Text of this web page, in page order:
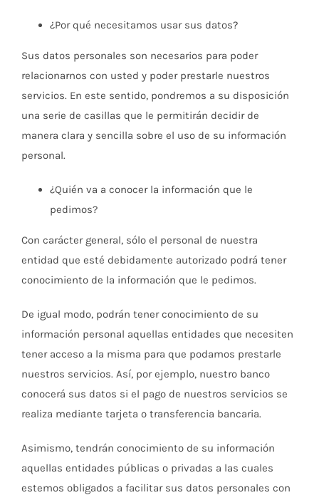
¿Por qué necesitamos usar sus datos?
Sus datos personales son necesarios para poder
relacionarnos con usted y poder prestarle nuestros
servicios. En este sentido, pondremos a su disposición
una serie de casillas que le permitirán decidir de
manera clara y sencilla sobre el uso de su información
personal.
¿Quién va a conocer la información que le
pedimos?
Con carácter general, sólo el personal de nuestra
entidad que esté debidamente autorizado podrá tener
conocimiento de la información que le pedimos.
De igual modo, podrán tener conocimiento de su
información personal aquellas entidades que necesiten
tener acceso a la misma para que podamos prestarle
nuestros servicios. Así, por ejemplo, nuestro banco
conocerá sus datos si el pago de nuestros servicios se
realiza mediante tarjeta o transferencia bancaria.
Asimismo, tendrán conocimiento de su información
aquellas entidades públicas o privadas a las cuales
estemos obligados a facilitar sus datos personales con